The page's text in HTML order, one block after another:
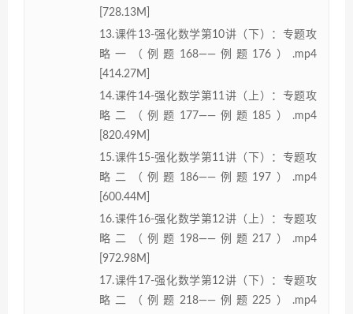
[728.13M]
13.课件13-强化数学第10讲（下）：专题攻
略一（例题168——例题176）.mp4
[414.27M]
14.课件14-强化数学第11讲（上）：专题攻
略二（例题177——例题185）.mp4
[820.49M]
15.课件15-强化数学第11讲（下）：专题攻
略二（例题186——例题197）.mp4
[600.44M]
16.课件16-强化数学第12讲（上）：专题攻
略二（例题198——例题217）.mp4
[972.98M]
17.课件17-强化数学第12讲（下）：专题攻
略二（例题218——例题225）.mp4